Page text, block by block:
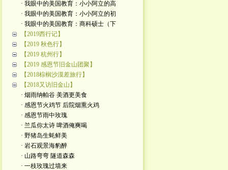
· 我眼中的美国教育：小小阿立的高
· 我眼中的美国教育：小小阿立的初
· 我眼中的美国教育：商科硕士（下
【2019西行记】
【2019 秋色行】
【2019 杭州行】
【2019 感恩节旧金山团聚】
【2018棕榈沙漠差旅行】
【2018又访旧金山】
· 烟雨纳帕谷 美酒更美食
· 感恩节火鸡节 后院烟熏火鸡
· 感恩节雨中玫瑰
· 兰瓜你太诗 啤酒俺爽喝
· 野猪岛生蚝鲜美
· 岩石观景海豹醉
· 山路弯弯 隧道森森
· 一枝玫瑰过墙来